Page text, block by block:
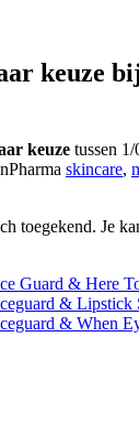
keuze
keuze tussen
skincare,
toegekend. Je
Guard & Here
&
& When